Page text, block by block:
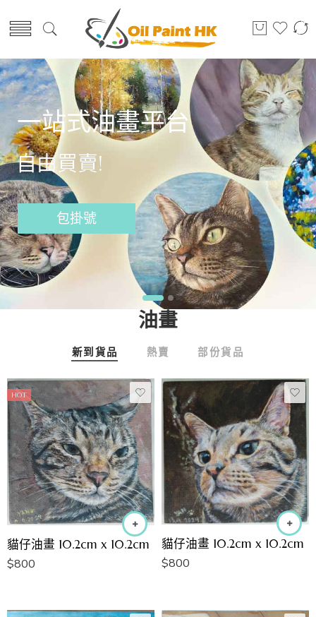
一站式油畫平台
自由買賣!
包掛號
油畫
新到貨品 熱賣 部份貨品
HOT
貓仔油畫 10.2cm x 10.2cm
$800
貓仔油畫 10.2cm x 10.2cm
$800